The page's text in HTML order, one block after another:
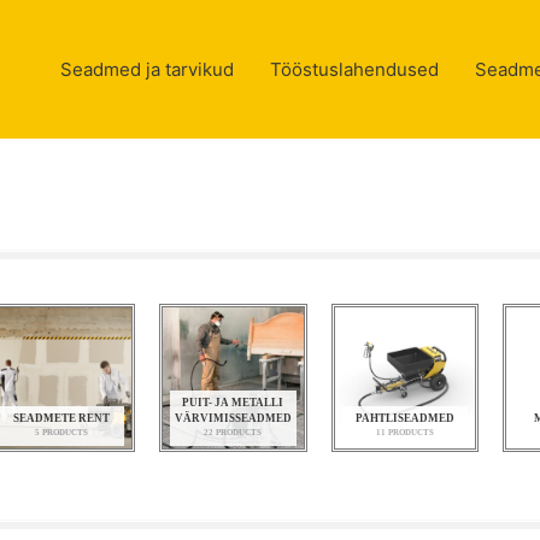
Seadmed ja tarvikud Tööstuslahendused
SEADMETE RENT
5 PRODUCTS
PUIT- JA METALLI
VÄRVIMISSEADMED
22 PRODUCTS
PAHTLISEADMED
11 PRODUCTS